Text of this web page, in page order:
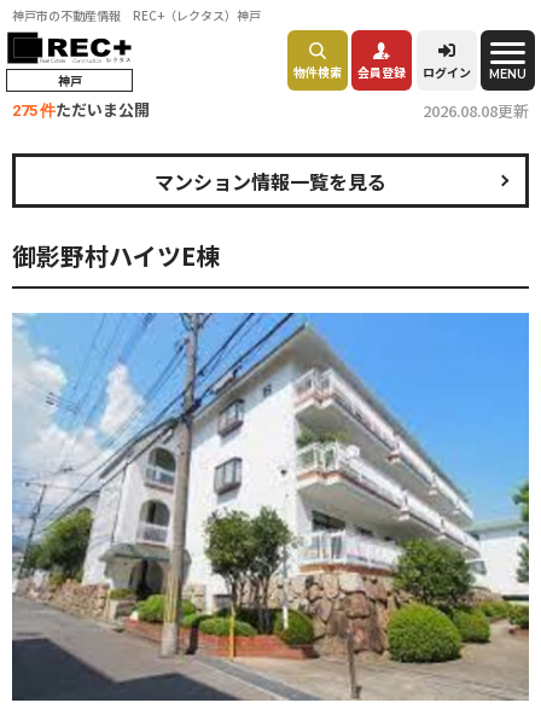
神戸市の不動産情報 REC+（レクタス）神戸
神戸 物件検索 会員登録 ログイン MENU
275 件ただいま公開 2026.08.08更新
御影野村ハイツE棟
マンション情報一覧を見る